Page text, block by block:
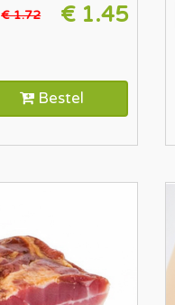
€ 1.72 € 1.45
Bestel